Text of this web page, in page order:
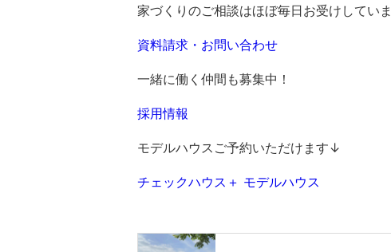
家づくりのご相談はほぼ毎日お受けしてい
資料請求・お問い合わせ
一緒に働く仲間も募集中！
採用情報
モデルハウスご予約いただけます↓
チェックハウス＋ モデルハウス